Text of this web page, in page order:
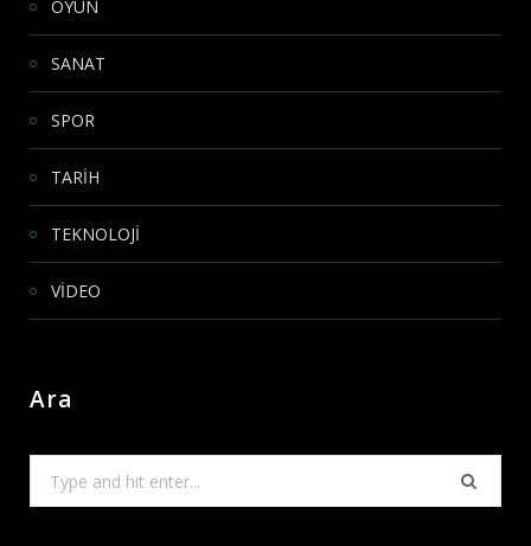
OYUN
SANAT
SPOR
TARİH
TEKNOLOJİ
VİDEO
Ara